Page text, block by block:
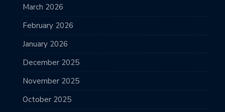
March 2026
February 2026
January 2026
December 2025
November 2025
October 2025